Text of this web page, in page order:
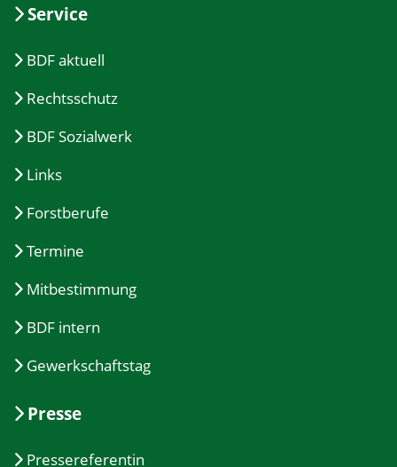
Service
BDF aktuell
Rechtsschutz
BDF Sozialwerk
Links
Forstberufe
Termine
Mitbestimmung
BDF intern
Gewerkschaftstag
Presse
Pressereferentin